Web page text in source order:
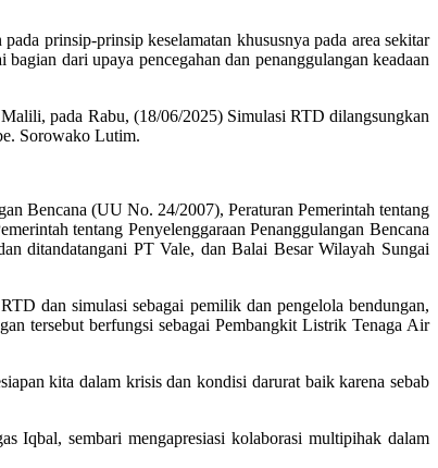
prinsip-prinsip keselamatan khususnya pada area sekitar
dari upaya pencegahan dan penanggulangan keadaan
pada Rabu, (18/06/2025) Simulasi RTD dilangsungkan
Sorowako Lutim.
Bencana (UU No. 24/2007), Peraturan Pemerintah tentang
tentang Penyelenggaraan Penanggulangan Bencana
ditandatangani PT Vale, dan Balai Besar Wilayah Sungai
dan simulasi sebagai pemilik dan pengelola bendungan,
tersebut berfungsi sebagai Pembangkit Listrik Tenaga Air
kita dalam krisis dan kondisi darurat baik karena sebab
Iqbal, sembari mengapresiasi kolaborasi multipihak dalam